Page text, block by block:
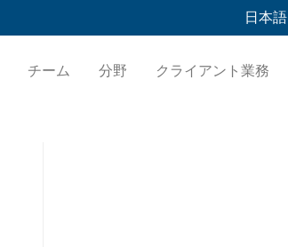
日本語
チーム 分野 クライアント業務